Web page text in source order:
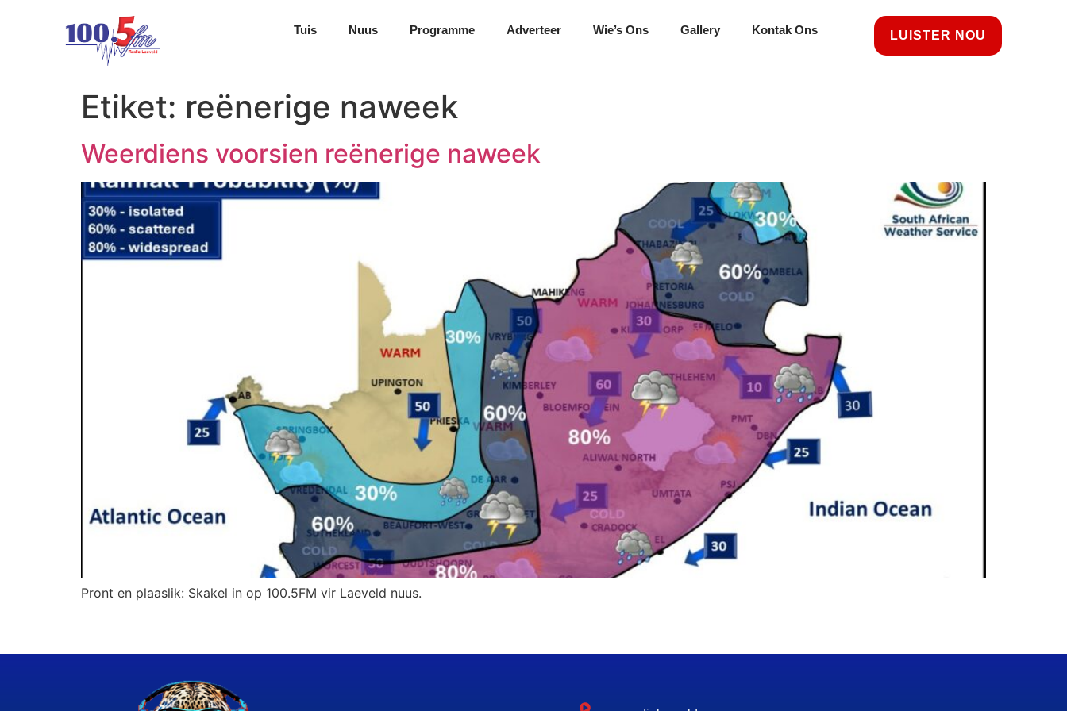
Tuis Nuus Programme Adverteer Wie’s Ons Gallery Kontak Ons LUISTER NOU
Etiket: reënerige naweek
Weerdiens voorsien reënerige naweek
Pront en plaaslik: Skakel in op 100.5FM vir Laeveld nuus.